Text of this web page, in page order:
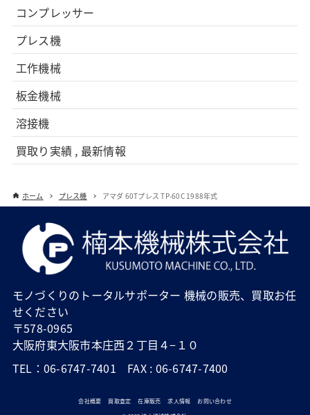
コンプレッサー
プレス機
工作機械
板金機械
溶接機
買取り実績 , 最新情報
ホーム プレス機 アマダ 60Tプレス TP-60C 1988年式
モノづくりのトータルサポーター 機械の販売、買取お任
せください
〒578-0965
大阪府東大阪市本庄西２丁目４−１０
TEL：06-6747-7401 FAX : 06-6747-7400
会社概要 買取査定 在庫販売 求人情報
お問い合わせ